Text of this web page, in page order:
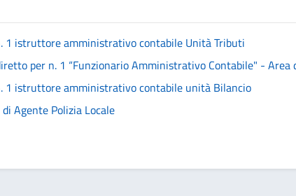
1 istruttore amministrativo contabile Unità Tributi
per n. 1 “Funzionario Amministrativo Contabile" - Area
1 istruttore amministrativo contabile unità Bilancio
Agente Polizia Locale